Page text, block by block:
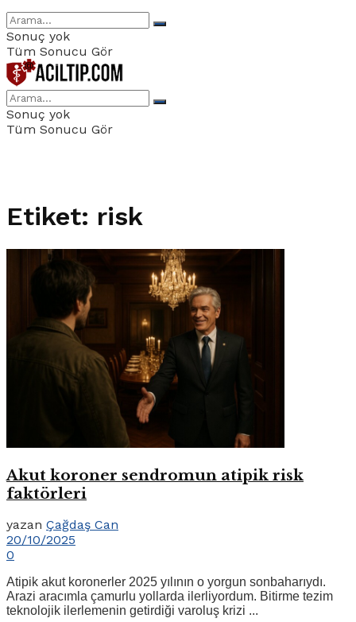
Sonuç yok
Tüm Sonucu Gör
Sonuç yok
Tüm Sonucu Gör
Etiket: risk
Akut koroner sendromun atipik risk
faktörleri
yazan Çağdaş Can
20/10/2025
0
Atipik akut koronerler 2025 yılının o yorgun sonbaharıydı.
Arazi aracımla çamurlu yollarda ilerliyordum. Bitirme tezim
teknolojik ilerlemenin getirdiği varoluş krizi ...